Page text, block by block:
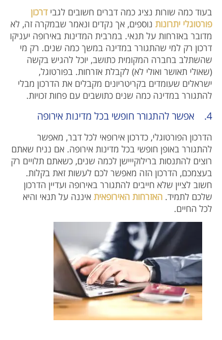
בעוד כמה שורות נציג כמה דברים חשובים לגבידרכון
פורטוגלי יתרונות נוספים, אך נקדים ונאמר שבמקרה זה, לא
מדובר באזרחות על תנאי. במרבית המדינות באירופה יעניקו
דרכון רק למי שהתגורר במדינה במשך כמה שנים. רק מי
שהשתלב בחברה המקומית כתושב, יוכל להגיש בקשה
(שאולי תאושר ואולי לא) לקבלת אזרחות. בפורטוגל,
ישראלים שעומדים בקריטריונים מקבלים את הדרכון מבלי
להתגורר במדינה כמה שנים כתושבים עם פחות זכויות.
4. אפשר להתגורר חופשי בכל מדינות אירופה
הדרכון הפורטוגלי, כדרכון אירופאי לכל דבר, מאפשר
להתגורר באופן חופשי בכל מדינות אירופה. אם נניח שאתם
רוצים להתנסות ברילוקייישן לכמה שנים, כשאתם תלויים רק
בעצמכם, הדרכון הזה מאפשר לכם לעשות זאת בקלות.
חשוב לציין שלא חייבים להתגורר באירופה ועדיין הדרכון
שלכם לתמיד. האזרחות האירופאית איננה על תנאי והיא
לכל החיים.